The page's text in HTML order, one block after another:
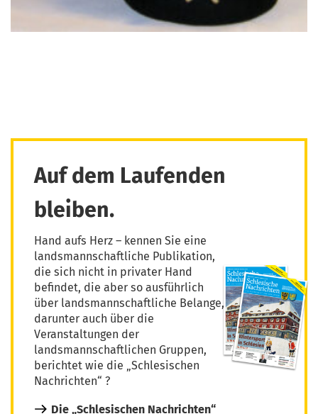
Auf dem Laufenden
bleiben.
Hand aufs Herz – kennen Sie eine
landsmannschaftliche Publikation,
die sich nicht in privater Hand
befindet, die aber so ausführlich
über landsmannschaftliche Belange,
darunter auch über die
Veranstaltungen der
landsmannschaftlichen Gruppen,
berichtet wie die „Schlesischen
Nachrichten“ ?
Die „Schlesischen Nachrichten“